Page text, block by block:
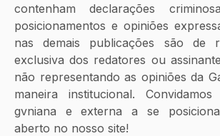
contenham declarações
posicionamentos e opiniões
nas demais publicações são de
exclusiva dos redatores ou
não representando as opiniões da
maneira institucional.
gvniana e externa a se
aberto no nosso site!